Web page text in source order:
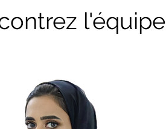
l'équipe